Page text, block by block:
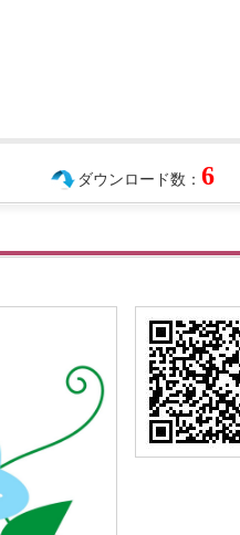
ダウンロード数： 6